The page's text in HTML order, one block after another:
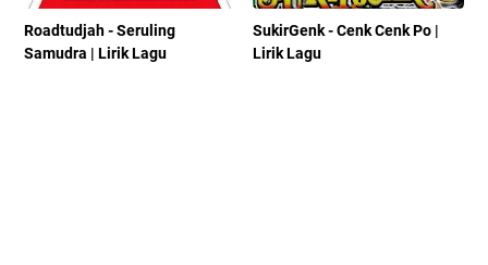
Roadtudjah - Seruling
Samudra | Lirik Lagu
SukirGenk - Cenk Cenk Po |
Lirik Lagu